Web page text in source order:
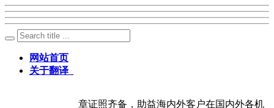
网站首页
关于翻译
章证照齐备，助益海内外客户在国内外各机